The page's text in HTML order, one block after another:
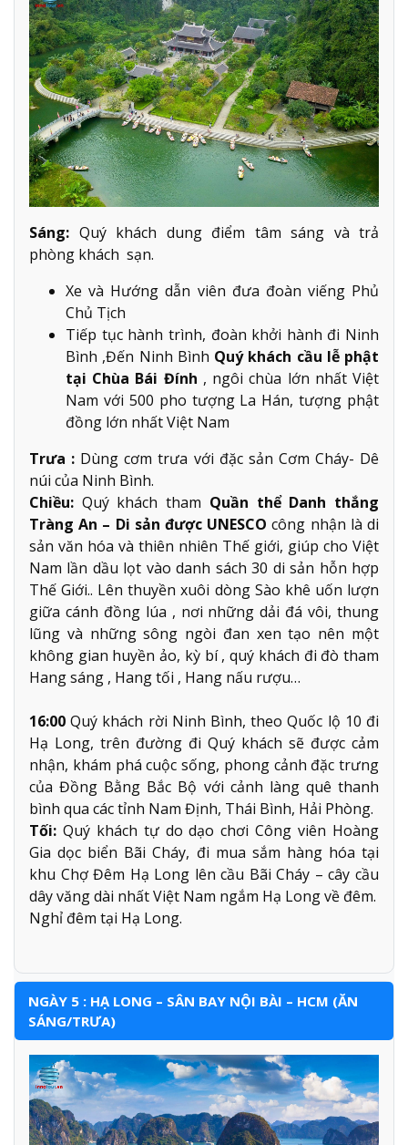
Sáng: Quý khách dung điểm tâm sáng và trả
phòng khách sạn.
Xe và Hướng dẫn viên đưa đoàn viếng Phủ
Chủ Tịch
Tiếp tục hành trình, đoàn khởi hành đi Ninh
Bình ,Đến Ninh Bình Quý khách cầu lễ phật
tại Chùa Bái Đính , ngôi chùa lớn nhất Việt
Nam với 500 pho tượng La Hán, tượng phật
đồng lớn nhất Việt Nam
Trưa : Dùng cơm trưa với đặc sản Cơm Cháy- Dê
núi của Ninh Bình.
Chiều: Quý khách tham Quần thể Danh thắng
Tràng An – Di sản được UNESCO công nhận là di
sản văn hóa và thiên nhiên Thế giới, giúp cho Việt
Nam lần dầu lọt vào danh sách 30 di sản hỗn hợp
Thế Giới.. Lên thuyền xuôi dòng Sào khê uốn lượn
giữa cánh đồng lúa , nơi những dải đá vôi, thung
lũng và những sông ngòi đan xen tạo nên một
không gian huyền ảo, kỳ bí , quý khách đi đò tham
Hang sáng , Hang tối , Hang nấu rượu…
16:00Quý khách rời Ninh Bình, theo Quốc lộ 10 đi
Hạ Long, trên đường đi Quý khách sẽ được cảm
nhận, khám phá cuộc sống, phong cảnh đặc trưng
của Đồng Bằng Bắc Bộ với cảnh làng quê thanh
bình qua các tỉnh Nam Định, Thái Bình, Hải Phòng.
Tối: Quý khách tự do dạo chơi Công viên Hoàng
Gia dọc biển Bãi Cháy, đi mua sắm hàng hóa tại
khu Chợ Đêm Hạ Long lên cầu Bãi Cháy – cây cầu
dây văng dài nhất Việt Nam ngắm Hạ Long về đêm.
Nghỉ đêm tại Hạ Long.
NGÀY 5 : HẠ LONG – SÂN BAY NỘI BÀI – HCM (ĂN
SÁNG/TRƯA)